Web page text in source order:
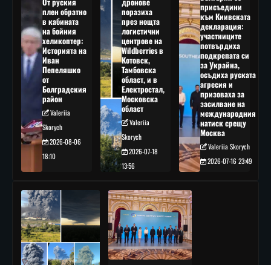
плен обратно
в кабината
на бойния
хеликоптер:
Историята на
Иван
Пепеляшко
от
Болградския
район
Valeriia
Skorych
2026-08-06
18:10
поразиха
през нощта
логистични
центрове на
Wildberries в
Котовск,
Тамбовска
област, и в
Електростал,
Московска
област
Valeriia
Skorych
2026-07-18
13:56
присъедини
към Киивската
декларация:
участниците
потвърдиха
подкрепата си
за Украйна,
осъдиха руската
агресия и
призоваха за
засилване на
международния
натиск срещу
Москва
Valeriia Skorych
2026-07-16 23:49